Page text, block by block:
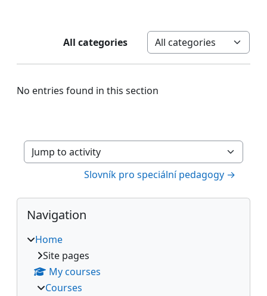
All categories Categories
No entries found in this section
Jump to activity
Slovník pro speciální pedagogy →
Blocks
Skip Navigation
Navigation
Home
Site pages
My courses
Courses